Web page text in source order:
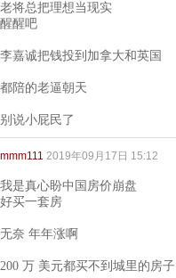
老将总把理想当现实
醒醒吧
李嘉诚把钱投到加拿大和英国
都陪的老逼朝天
别说小屁民了
mmm111 2019年09月17日 15:12
我是真心盼中国房价崩盘
好买一套房
无奈 年年涨啊
200 万 美元都买不到城里的房子